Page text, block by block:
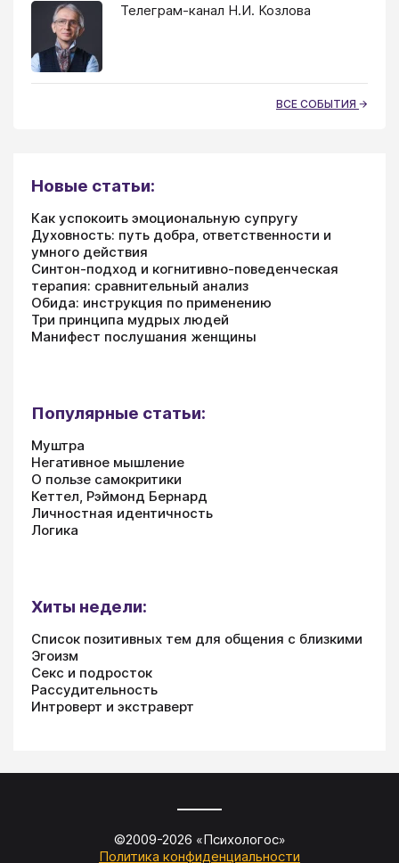
Телеграм-канал Н.И. Козлова
ВСЕ СОБЫТИЯ
Новые статьи:
Как успокоить эмоциональную супругу
Духовность: путь добра, ответственности и
умного действия
Синтон-подход и когнитивно-поведенческая
терапия: сравнительный анализ
Обида: инструкция по применению
Три принципа мудрых людей
Манифест послушания женщины
Популярные статьи:
Муштра
Негативное мышление
О пользе самокритики
Кеттел, Рэймонд Бернард
Личностная идентичность
Логика
Хиты недели:
Список позитивных тем для общения с близкими
Эгоизм
Секс и подросток
Рассудительность
Интроверт и экстраверт
©2009-2026 «Психологос»
Политика конфиденциальности